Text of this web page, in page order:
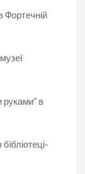
Фортечній
руками” в